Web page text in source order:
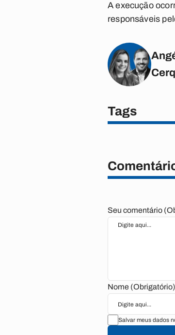
A execução
responsáveis
Tags
Seu comentário
Nome (Obrigatório)
Salvar meus dados